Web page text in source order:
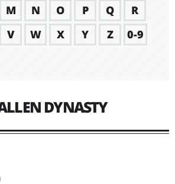
M N O P Q
R
V W X Y Z
0-9
DYNASTY